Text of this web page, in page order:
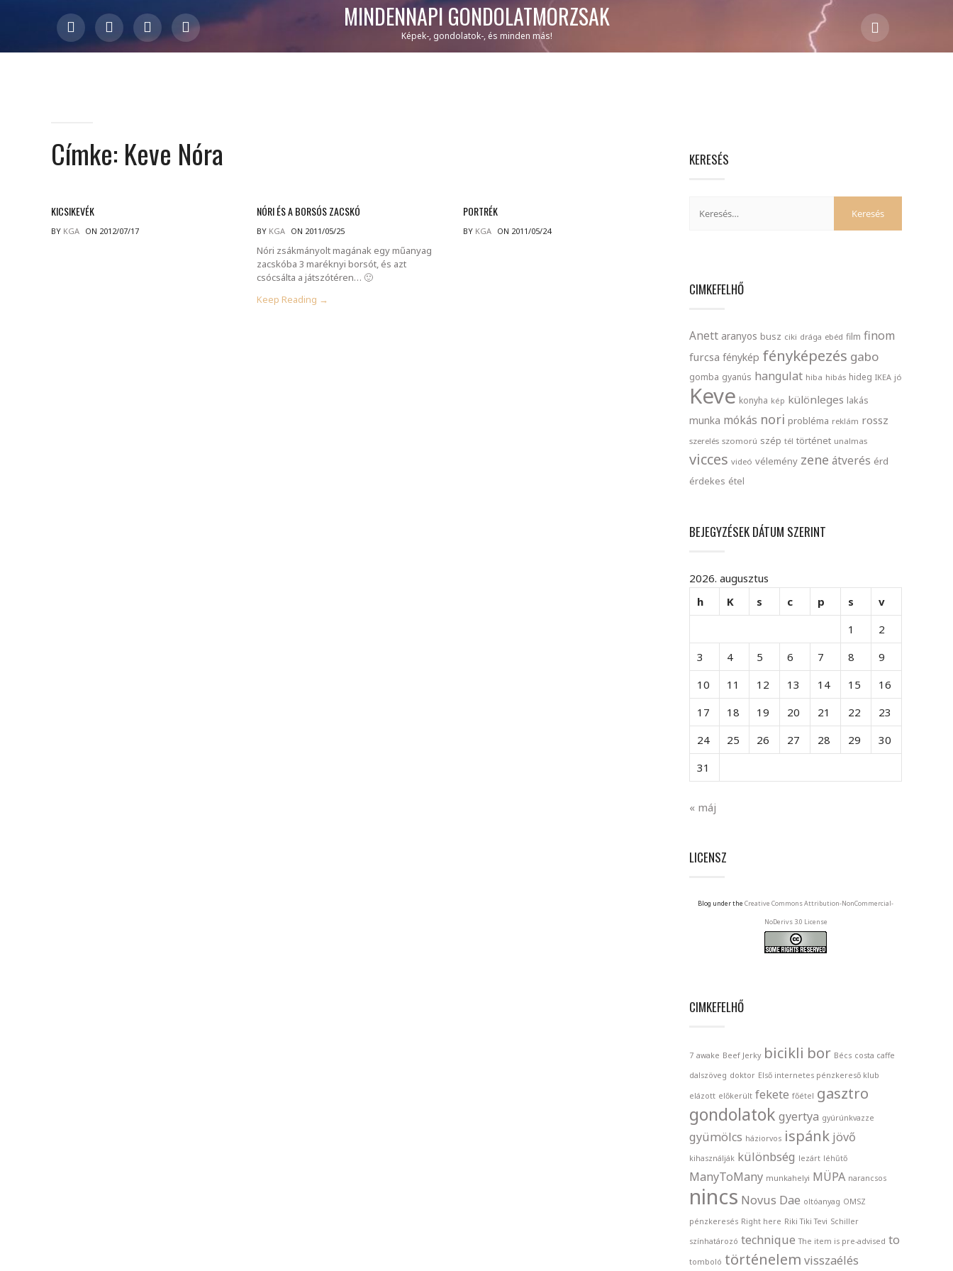
MINDENNAPI GONDOLATMORZSÁK
Képek-, gondolatok-, és minden más!
Címke: Keve Nóra
KICSIKEVÉK
BY KGA ON 2012/07/17
NÓRI ÉS A BORSÓS ZACSKÓ
BY KGA ON 2011/05/25
Nóri zsákmányolt magának egy műanyag
zacskóba 3 maréknyi borsót, és azt
csócsálta a játszótéren… 🙂
Keep Reading →
PORTRÉK
BY KGA ON 2011/05/24
KERESÉS
CIMKEFELHŐ
Anett aranyos busz ciki drága ebéd film finom
furcsa fénykép fényképezés gabo
gomba gyanús hangulat hiba hibás hideg IKEA jó
Keve konyha kép különleges lakás
munka mókás nori probléma reklám rossz
szerelés szomorú szép tél történet unalmas
vicces videó vélemény zene átverés érd
érdekes étel
BEJEGYZÉSEK DÁTUM SZERINT
2026. augusztus
h
K s c p s
v
1
2
3
4 5 6 7 8
9
10
11 12 13 14 15
16
17
18 19 20 21 22
23
24
25 26 27 28 29
30
31
« máj
LICENSZ
Blog under the Creative Commons Attribution-NonCommercial-
NoDerivs 3.0 License
CIMKEFELHŐ
7 awake Beef Jerky bicikli bor Bécs costa caffe
dalszöveg doktor Első internetes pénzkereső klub
elázott előkerült fekete főétel gasztro
gondolatok gyertya gyúrúnkvazze
gyümölcs háziorvos ispánk jövő
kihasználják különbség lezárt léhűtő
ManyToMany munkahelyi MÜPA narancsos
nincs Novus Dae oltóanyag OMSZ
pénzkeresés Right here Riki Tiki Tevi Schiller
színhatározó technique The item is pre-advised to
tomboló történelem visszaélés